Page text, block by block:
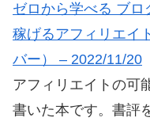
ゼロから学べる ブ
稼げるアフィリエイ
バー） – 2022/11/20
アフィリエイトの可
書いた本です。書評